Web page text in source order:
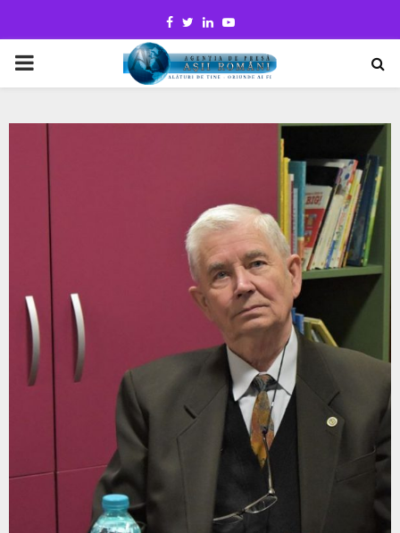
Facebook
TwitterLinkedinYoutube
PRIMARY